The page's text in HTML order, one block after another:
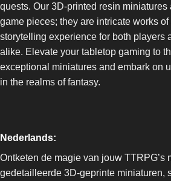
quests. Our 3D-printed resin miniatures
game pieces; they are intricate works
storytelling experience for both players
alike. Elevate your tabletop gaming to
exceptional miniatures and embark on
in the realms of fantasy.
Nederlands:
Ontketen de magie van jouw TTRPG’s
gedetailleerde 3D-geprinte miniaturen,